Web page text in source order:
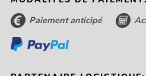
Paiement anticipé